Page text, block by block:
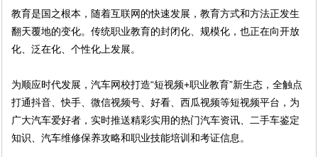
教育是国之根本，随着互联网的快速发展，教育方式和方法正发生
翻天覆地的变化。传统职业教育的封闭化、规模化，也正在向开放
化、泛在化、个性化上发展。
为顺应时代发展，汽车网校打造“短视频+职业教育”新生态，全触点
打通抖音、快手、微信视频号、好看、 西瓜视频等短视频平台，为
广大汽车爱好者，实时推送精彩实用的热门汽车资讯、二手车鉴定
知识、汽车维修保养攻略和职业技能培训和考证信息。